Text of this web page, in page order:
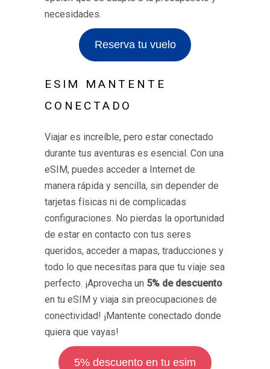
necesidades.
Reserva tu vuelo
ESIM MANTENTE
CONECTADO
Viajar es increíble, pero estar conectado
durante tus aventuras es esencial. Con una
eSIM, puedes acceder a Internet de
manera rápida y sencilla, sin depender de
tarjetas físicas ni de complicadas
configuraciones. No pierdas la oportunidad
de estar en contacto con tus seres
queridos, acceder a mapas, traducciones y
todo lo que necesitas para que tu viaje sea
perfecto. ¡Aprovecha un 5% de descuento
en tu eSIM y viaja sin preocupaciones de
conectividad! ¡Mantente conectado donde
quiera que vayas!
5% descuento en tu esim